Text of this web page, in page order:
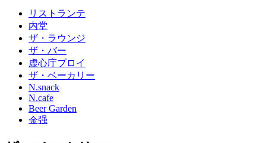
リストランテ
内堂
ザ・ラウンジ
ザ・バー
虚心庁ブロイ
ザ・ベーカリー
N.snack
N.cafe
Beer Garden
金强